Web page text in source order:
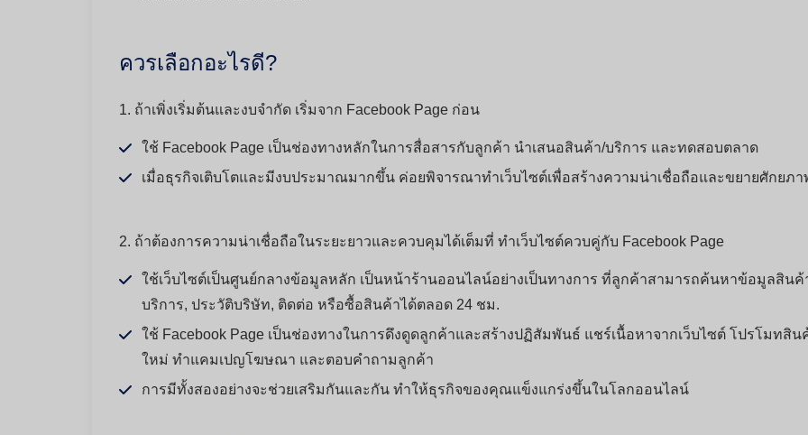
ควรเลือกอะไรดี?
1. ถ้าเพิ่งเริ่มต้นและงบจำกัด เริ่มจาก Facebook Page ก่อน
ใช้ Facebook Page เป็นช่องทางหลักในการสื่อสารกับลูกค้า นำเสนอสินค้า/บริการ และทดสอบตลาด
เมื่อธุรกิจเติบโตและมีงบประมาณมากขึ้น ค่อยพิจารณาทำเว็บไซต์เพื่อสร้างความน่าเชื่อถือและขยายศักยภา
2. ถ้าต้องการความน่าเชื่อถือในระยะยาวและควบคุมได้เต็มที่ ทำเว็บไซต์ควบคู่กับ Facebook Page
ใช้เว็บไซต์เป็นศูนย์กลางข้อมูลหลัก เป็นหน้าร้านออนไลน์อย่างเป็นทางการ ที่ลูกค้าสามารถค้นหาข้อมูลสินค้
บริการ, ประวัติบริษัท, ติดต่อ หรือซื้อสินค้าได้ตลอด 24 ชม.
ใช้ Facebook Page เป็นช่องทางในการดึงดูดลูกค้าและสร้างปฏิสัมพันธ์ แชร์เนื้อหาจากเว็บไซต์ โปรโมทสิน
ใหม่ ทำแคมเปญโฆษณา และตอบคำถามลูกค้า
การมีทั้งสองอย่างจะช่วยเสริมกันและกัน ทำให้ธุรกิจของคุณแข็งแกร่งขึ้นในโลกออนไลน์